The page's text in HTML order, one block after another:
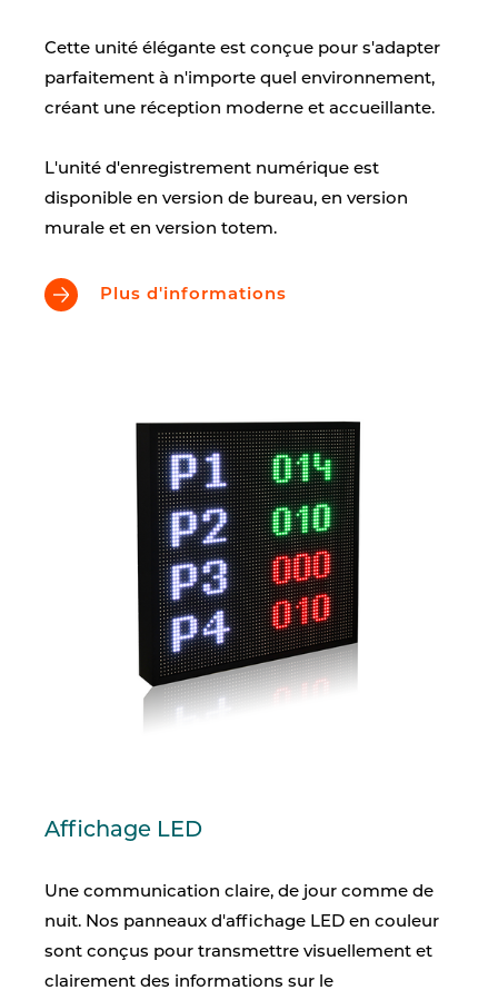
Cette unité élégante est conçue pour s'adapter
parfaitement à n'importe quel environnement,
créant une réception moderne et accueillante.
L'unité d'enregistrement numérique est
disponible en version de bureau, en version
murale et en version totem.
Plus d'informations
Affichage LED
Une communication claire, de jour comme de
nuit. Nos panneaux d'affichage LED en couleur
sont conçus pour transmettre visuellement et
clairement des informations sur le